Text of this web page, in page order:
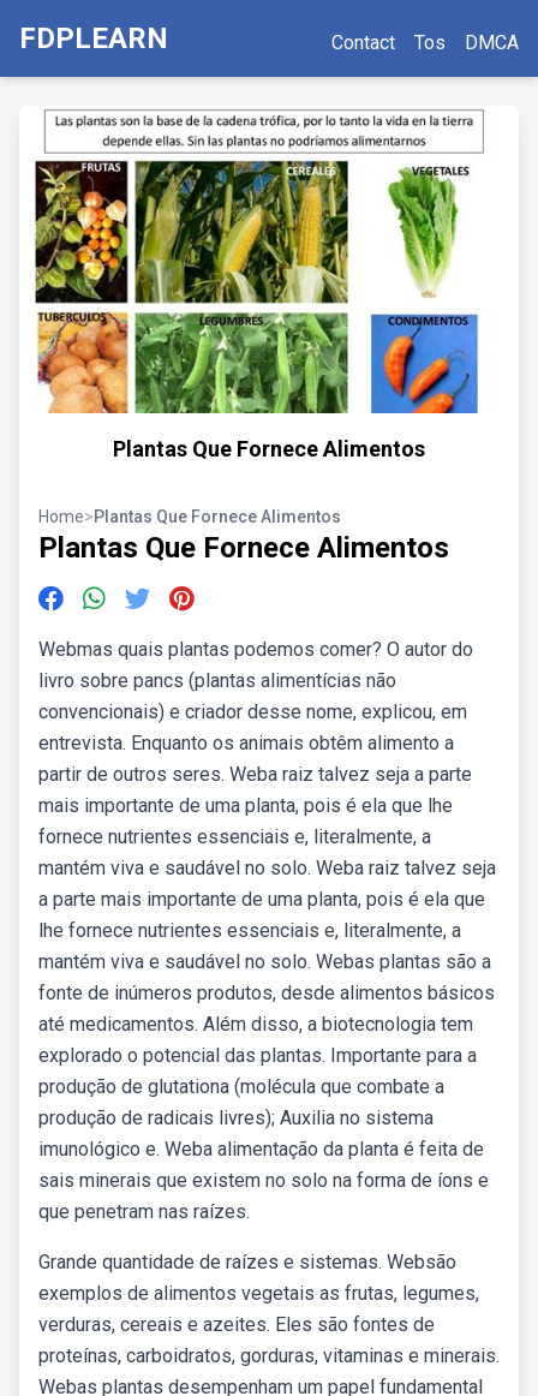
FDPLEARN Contact Tos DMCA
Plantas Que Fornece Alimentos
Home>Plantas Que Fornece Alimentos
Plantas Que Fornece Alimentos
Webmas quais plantas podemos comer? O autor do
livro sobre pancs (plantas alimentícias não
convencionais) e criador desse nome, explicou, em
entrevista. Enquanto os animais obtêm alimento a
partir de outros seres. Weba raiz talvez seja a parte
mais importante de uma planta, pois é ela que lhe
fornece nutrientes essenciais e, literalmente, a
mantém viva e saudável no solo. Weba raiz talvez seja
a parte mais importante de uma planta, pois é ela que
lhe fornece nutrientes essenciais e, literalmente, a
mantém viva e saudável no solo. Webas plantas são a
fonte de inúmeros produtos, desde alimentos básicos
até medicamentos. Além disso, a biotecnologia tem
explorado o potencial das plantas. Importante para a
produção de glutationa (molécula que combate a
produção de radicais livres); Auxilia no sistema
imunológico e. Weba alimentação da planta é feita de
sais minerais que existem no solo na forma de íons e
que penetram nas raízes.
Grande quantidade de raízes e sistemas. Websão
exemplos de alimentos vegetais as frutas, legumes,
verduras, cereais e azeites. Eles são fontes de
proteínas, carboidratos, gorduras, vitaminas e minerais.
Webas plantas desempenham um papel fundamental